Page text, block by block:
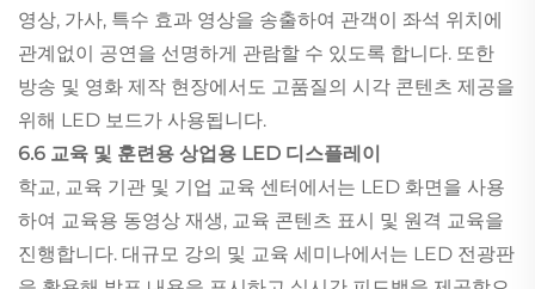
영상, 가사, 특수 효과 영상을 송출하여 관객이 좌석 위치에
관계없이 공연을 선명하게 관람할 수 있도록 합니다. 또한
방송 및 영화 제작 현장에서도 고품질의 시각 콘텐츠 제공을
위해 LED 보드가 사용됩니다.
6.6 교육 및 훈련용 상업용 LED 디스플레이
학교, 교육 기관 및 기업 교육 센터에서는 LED 화면을 사용
하여 교육용 동영상 재생, 교육 콘텐츠 표시 및 원격 교육을
진행합니다. 대규모 강의 및 교육 세미나에서는 LED 전광판